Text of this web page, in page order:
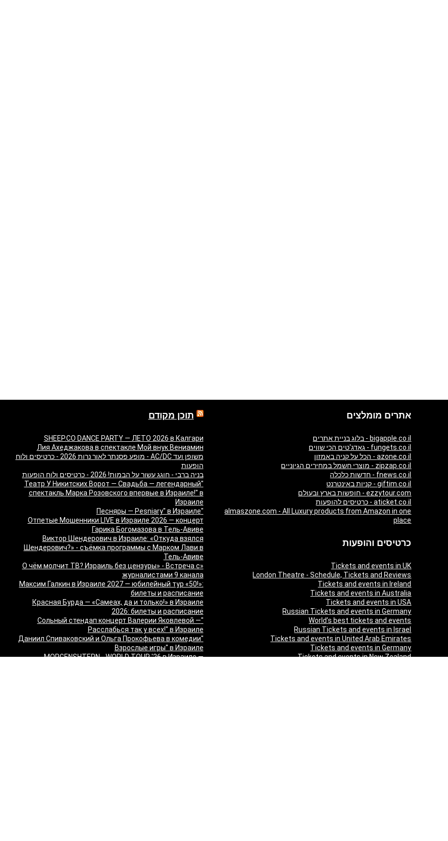
אתרים מומלצים
bigapple.co.il - בלוג בניית אתרים
fungets.co.il - גאדג'טים הכי שווים
azone.co.il - הכל על קניה באמזון
zipzap.co.il - מוצרי חשמל במחירים הגיוניים
fnews.co.il - חדשות כלכלה
giftim.co.il - קניות באינטרנט
ezzytour.com - חופשות בארץ ובעולם
aticket.co.il - כרטיסים להופעות
almaszone.com - All Luxury products from Amazon in one
place
כרטיסים והופעות
Tickets and events in UK
London Theatre - Schedule, Tickets and Reviews
Tickets and events in Ireland
Tickets and events in Australia
Tickets and events in USA
Russian Tickets and events in Germany
World’s best tickets and events
Russian Tickets and events in Israel
Tickets and events in United Arab Emirates
Tickets and events in Germany
Tickets and events in New Zealand
תוכן מקודם
SHEEP.CO DANCE PARTY — ЛЕТО 2026 в Калгари
Лия Ахеджакова в спектакле Мой внук Вениамин
משופן ועד AC/DC - מופע פסנתר לאור נרות 2026 - כרטיסים ולוח
הופעות
בניה ברבי - חוגג עשור על הבמות! 2026 - כרטיסים ולוח הופעות
"Театр У Никитских Ворот — Свадьба — легендарный
спектакль Марка Розовского впервые в Израиле!" в
Израиле
"Песняры — Pesniary" в Израиле
Отпетые Мошенники LIVE в Израиле 2026 — концерт
Гарика Богомазова в Тель-Авиве
Виктор Шендерович в Израиле: «Откуда взялся
Шендерович?» - съёмка программы с Марком Лави в
Тель-Авиве
«О чём молчит ТВ? Израиль без цензуры» - Встреча с
журналистами 9 канала
Максим Галкин в Израиле 2027 — юбилейный тур «50!»:
билеты и расписание
Красная Бурда — «Самеах, да и только!» в Израиле
2026: билеты и расписание
"Сольный стендап концерт Валерии Яковлевой —
Расслабься так у всех!" в Израиле
"Даниил Спиваковский и Ольга Прокофьева в комедии
Взрослые игры" в Израиле
MORGENSHTERN - WORLD TOUR '26 в Израиле —